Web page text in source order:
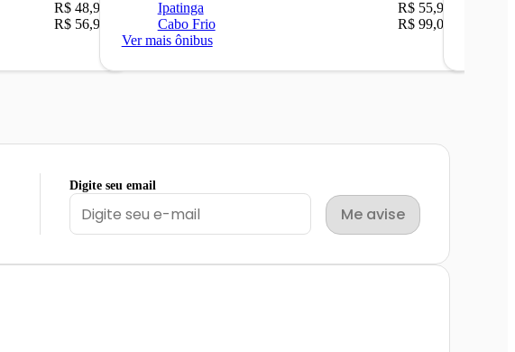
R$ 48,90
R$ 56,90
Ipatinga
R$ 55,90
Cabo Frio
R$ 99,00
Ver mais ônibus
Digite seu email
Me avise